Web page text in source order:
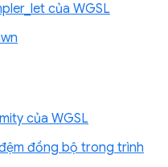
của WGSL
của WGSL
đồng bộ trong trình